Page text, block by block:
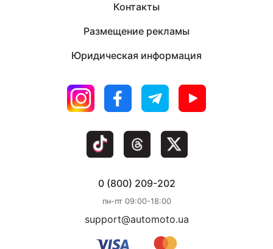
Контакты
Размещение рекламы
Юридическая информация
0 (800) 209-202
пн-пт 09:00-18:00
support@automoto.ua